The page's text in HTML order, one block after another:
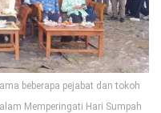
beberapa pejabat dan tokoh
Memperingati Hari Sumpah